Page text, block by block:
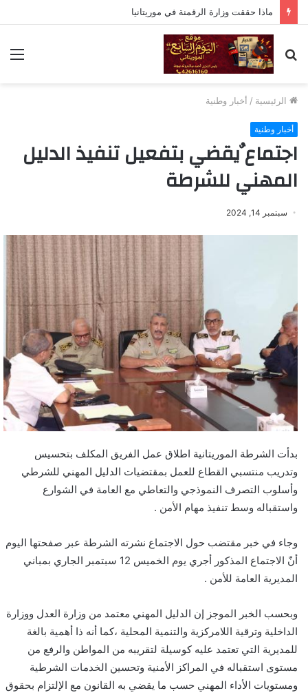
ماذا حققت وزارة الرقمنة في موريتانيا
بحث
عن
الرئيسية / أخبار وطنية
أخبار وطنية
اجتماع ٌيقضي بتفعيل تنفيذ الدليل
المهني للشرطة
سبتمبر 14, 2024
بدأت الشرطة الموريتانية اطلاق عمل الفريق المكلف بتحسيس
وتدريب منتسبي القطاع للعمل بمقتضيات الدليل المهني للشرطي
وأسلوب التصرف النموذجي والتعاطي مع العامة في الشوارع
واستقباله وسط تنفيذ مهام الأمن .
وجاء في خبر مقتضب حول الاجتماع نشرته الشرطة عبر صفحتها اليوم
أنّ الاجتماع المذكور أجري يوم الخميس 12 سبتمبر الجاري بمباني
المديرية العامة للأمن .
وبحسب الخبر الموجز إن الدليل المهني معتمد من وزارة العدل ووزارة
الداخلية وترقية اللامركزية والتنمية المحلية ،كما أنه ذا أهمية بالغة
للمديرية التي تعتمد عليه كوسيلة لتقريبه من المواطن والرفع من
مستوى استقباله في المراكز الأمنية وتحسين الخدمات الشرطية
ومستويات الأداء المهني حسب ما يقضي به القانون مع الإلتزام بحقوق